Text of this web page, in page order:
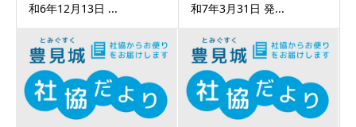
和6年12月13日 ...
和7年3月31日 発...